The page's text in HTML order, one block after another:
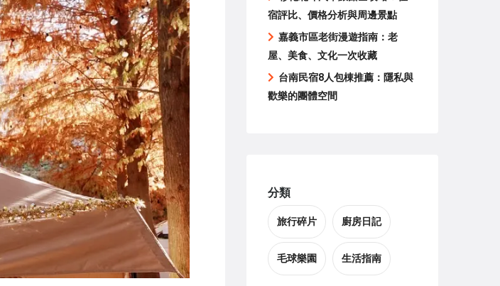
宿評比、價格分析與周邊景點
嘉義市區老街漫遊指南：老
屋、美食、文化一次收藏
台南民宿8人包棟推薦：隱私與
歡樂的團體空間
分類
旅行碎片 廚房日記
毛球樂園 生活指南